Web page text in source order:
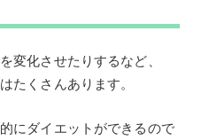
変化させたりするなど、
たくさんあります。
にダイエットができるので